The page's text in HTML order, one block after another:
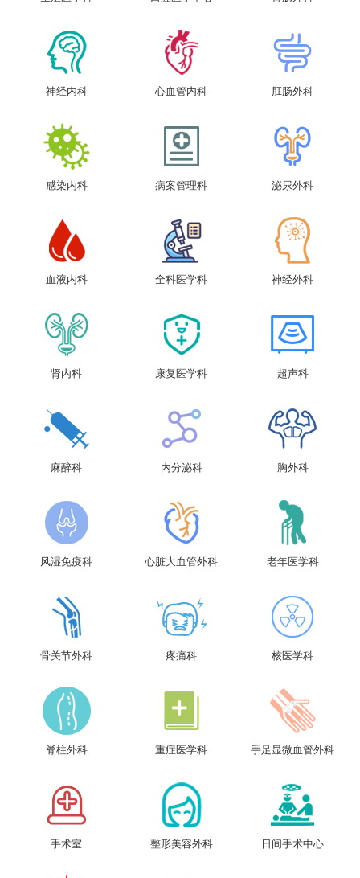
神经内科 心血管内科 肛肠外科
感染内科 病案管理科 泌尿外科
血液内科 全科医学科 神经外科
肾内科 康复医学科 超声科
麻醉科 内分泌科 胸外科
风湿免疫科 心脏大血管外科 老年医学科
骨关节外科 疼痛科 核医学科
脊柱外科 重症医学科 手足显微血管外科
手术室 整形美容外科 日间手术中心